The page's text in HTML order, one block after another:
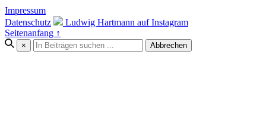
Impressum
Datenschutz
Ludwig Hartmann auf Instagram
Seitenanfang ↑
× Abbrechen